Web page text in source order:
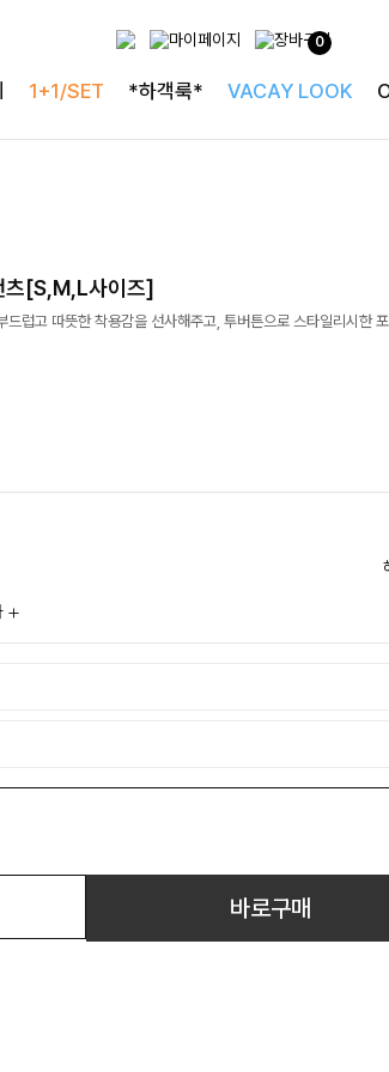
0
1+1/SET *하객룩* VACAY LOOK
츠[S,M,L사이즈]
럽고 따뜻한 착용감을 선사해주고, 투버튼으로 스타일리시한
바로구매